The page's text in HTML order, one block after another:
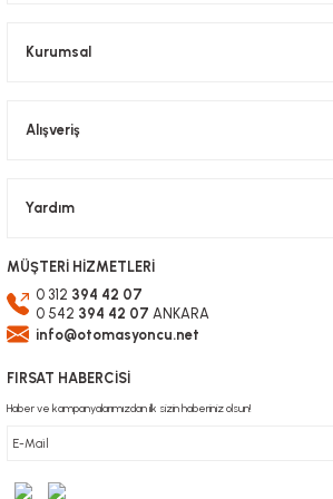
Kurumsal
Alışveriş
Yardım
MÜŞTERİ HİZMETLERİ
0 312 394 42 07
0 542 394 42 07 ANKARA
info@otomasyoncu.net
FIRSAT HABERCİSİ
Haber ve kampanyalarımızdan ilk sizin haberiniz olsun!